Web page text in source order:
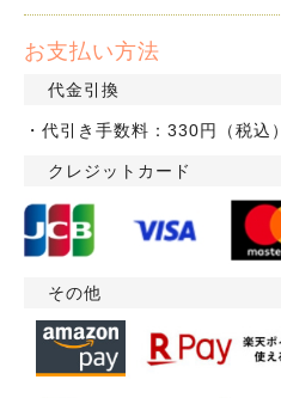
お支払い方法
代金引換
・代引き手数料：330円（税込）
クレジットカード
その他